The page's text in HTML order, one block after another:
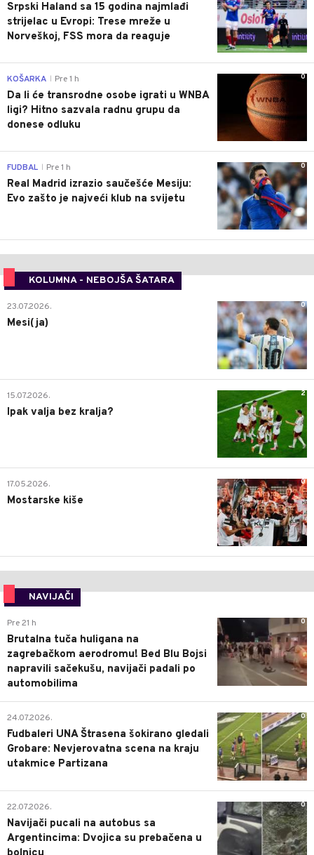
Srpski Haland sa 15 godina najmlađi
strijelac u Evropi: Trese mreže u
Norveškoj, FSS mora da reaguje
0
KOŠARKA Pre 1 h
Da li će transrodne osobe igrati u WNBA
ligi? Hitno sazvala radnu grupu da
donese odluku
0
FUDBAL Pre 1 h
Real Madrid izrazio saučešće Mesiju:
Evo zašto je najveći klub na svijetu
KOLUMNA - NEBOJŠA ŠATARA
0
23.07.2026.
Mesi(ja)
2
15.07.2026.
Ipak valja bez kralja?
0
17.05.2026.
Mostarske kiše
NAVIJAČI
0
Pre 21 h
Brutalna tuča huligana na
zagrebačkom aerodromu! Bed Blu Bojsi
napravili sačekušu, navijači padali po
automobilima
0
24.07.2026.
Fudbaleri UNA Štrasena šokirano gledali
Grobare: Nevjerovatna scena na kraju
utakmice Partizana
0
22.07.2026.
Navijači pucali na autobus sa
Argentincima: Dvojica su prebačena u